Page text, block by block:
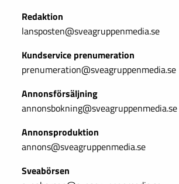
Redaktion
lansposten@sveagruppenmedia.se
Kundservice prenumeration
prenumeration@sveagruppenmedia.se
Annonsförsäljning
annonsbokning@sveagruppenmedia.se
Annonsproduktion
annons@sveagruppenmedia.se
Sveabörsen